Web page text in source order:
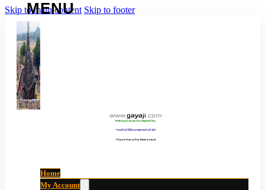
Skip to main content Skip to footer
www.gayaji.com
Making Gayaji City Digital City.
“गयाजी को डिजिटल शहर बनाने की ओर”
(Touch Here For Main Links)
Home
My Account